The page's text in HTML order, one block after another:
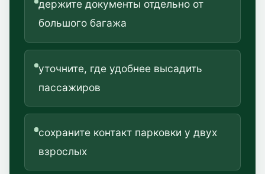
держите документы отдельно от
большого багажа
уточните, где удобнее высадить
пассажиров
сохраните контакт парковки у двух
взрослых